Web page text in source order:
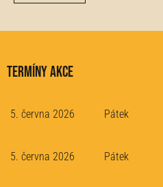
Termíny akce
5. června 2026 Pátek
5. června 2026 Pátek